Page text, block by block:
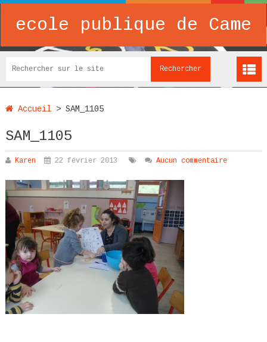
ecole publique de Came
Accueil> SAM_1105
SAM_1105
Karen 22 février 2013 Aucun commentaire